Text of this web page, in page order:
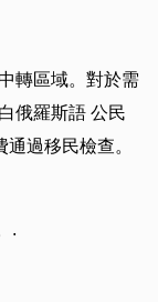
轉區域。對於需
俄羅斯語 公民
過移民檢查。
.